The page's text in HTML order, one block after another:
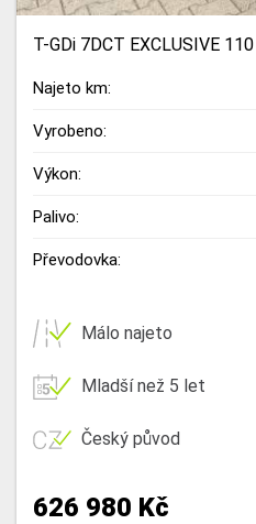
T-GDi 7DCT EXCLUSIVE
Najeto km:
Vyrobeno:
Výkon:
Palivo:
Převodovka:
Málo najeto
Mladší než 5 let
Český původ
626 980 Kč